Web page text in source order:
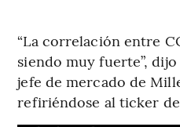
“La correlación entre
siendo muy fuerte”,
jefe de mercado de
refiriéndose al ticker